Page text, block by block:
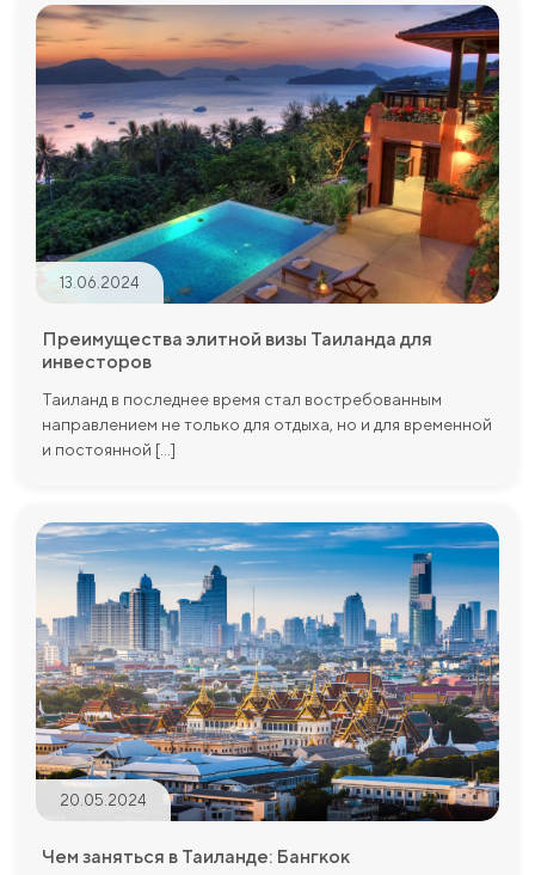
13.06.2024
Преимущества элитной визы Таиланда для
инвесторов
Таиланд в последнее время стал востребованным
направлением не только для отдыха, но и для временной
и постоянной [...]
20.05.2024
Чем заняться в Таиланде: Бангкок